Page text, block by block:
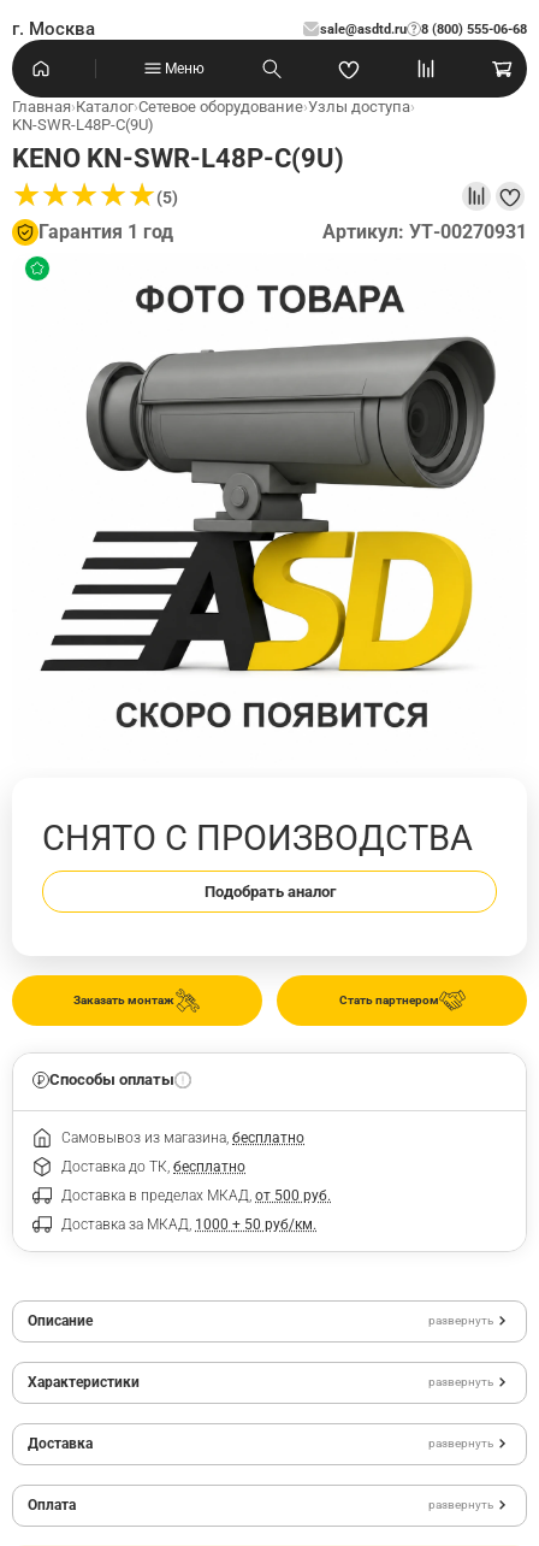
г. Москва sale@asdtd.ru 8 (800) 555-06-68
?
Меню
Главная›Каталог›Сетевое оборудование›Узлы доступа›
KN-SWR-L48P-C(9U)
KENO KN-SWR-L48P-C(9U)
★★★★★
★★★★★(5)
Гарантия 1 год Артикул: УТ-00270931
Стать партнером
Заказать монтаж
СНЯТО С ПРОИЗВОДСТВА
Подобрать аналог
Способы оплаты
Самовывоз из магазина, бесплатно
Доставка до ТК, бесплатно
Доставка в пределах МКАД, от 500 руб.
Доставка за МКАД, 1000 + 50 руб/км.
Описание развернуть
Характеристики развернуть
Доставка развернуть
Оплата развернуть